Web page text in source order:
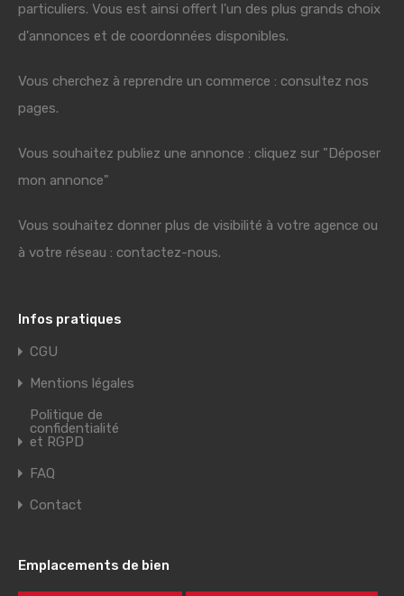
particuliers. Vous est ainsi offert l'un des plus grands choix
d'annonces et de coordonnées disponibles.
Vous cherchez à reprendre un commerce : consultez nos
pages.
Vous souhaitez publiez une annonce : cliquez sur "Déposer
mon annonce"
Vous souhaitez donner plus de visibilité à votre agence ou
à votre réseau : contactez-nous.
Infos pratiques
CGU
Mentions légales
Politique de
confidentialité
et RGPD
FAQ
Contact
Emplacements de bien